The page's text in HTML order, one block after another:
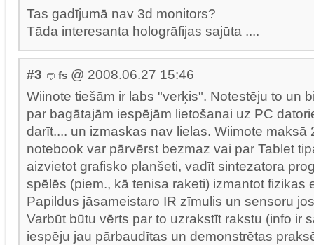
Tas gadījumā nav 3d monitors?
Tāda interesanta hologrāfijas sajūta ....
#3 fs @ 2008.06.27 15:46
Wiinote tiešām ir labs "verķis". Notestēju to un
par bagātajām iespējām lietošanai uz PC
darīt.... un izmaskas nav lielas. Wiimote maksā
notebook var pārvērst bezmaz vai par Tablet
aizvietot grafisko planšeti, vadīt sintezatora
spēlēs (piem., kā tenisa raketi) izmantot fizikas
Papildus jāsameistaro IR zīmulis un sensoru
Varbūt būtu vērts par to uzrakstīt rakstu (info ir
iespēju jau pārbaudītas un demonstrētas